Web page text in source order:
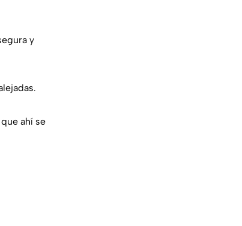
y
ahí se